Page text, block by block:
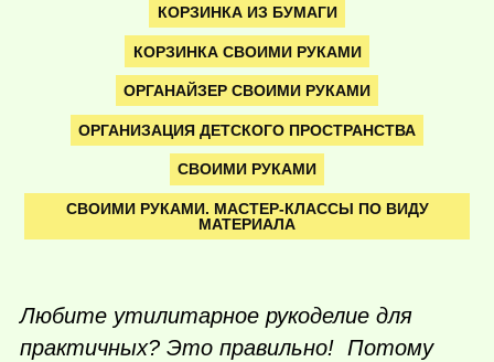
КОРЗИНКА ИЗ БУМАГИ
КОРЗИНКА СВОИМИ РУКАМИ
ОРГАНАЙЗЕР СВОИМИ РУКАМИ
ОРГАНИЗАЦИЯ ДЕТСКОГО ПРОСТРАНСТВА
СВОИМИ РУКАМИ
СВОИМИ РУКАМИ. МАСТЕР-КЛАССЫ ПО ВИДУ
МАТЕРИАЛА
Любите утилитарное рукоделие для
практичных? Это правильно! Потому